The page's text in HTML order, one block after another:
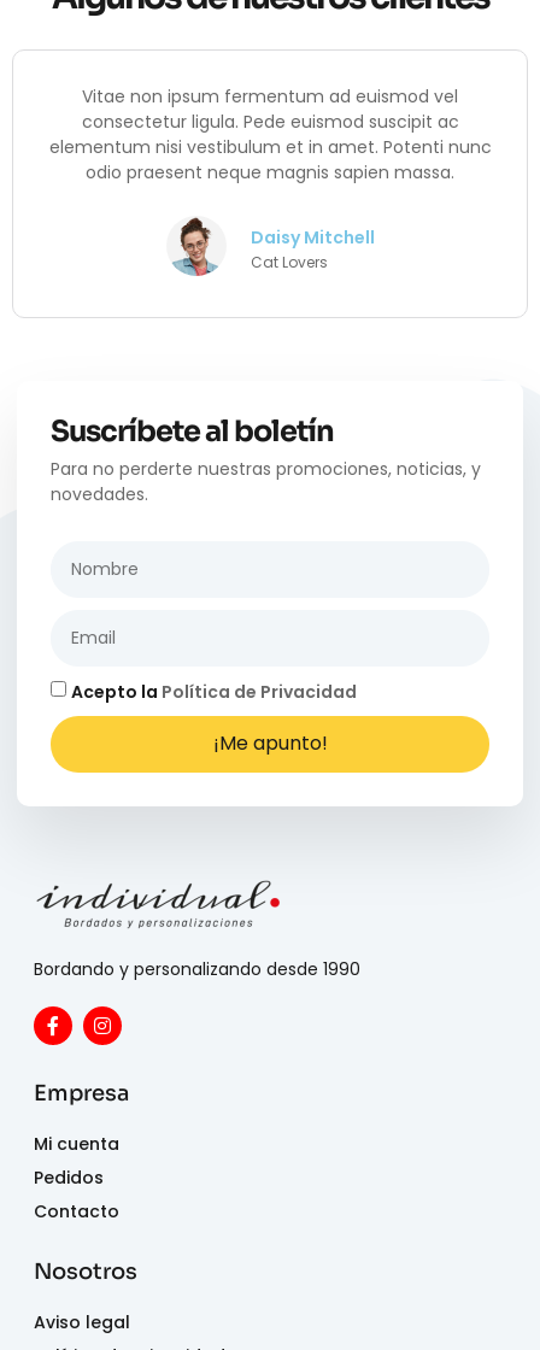
Vitae non ipsum fermentum ad euismod vel
consectetur ligula. Pede euismod suscipit ac
elementum nisi vestibulum et in amet. Potenti nunc
odio praesent neque magnis sapien massa.
Daisy Mitchell
Cat Lovers
Suscríbete al boletín
Para no perderte nuestras promociones, noticias, y
novedades.
Acepto la Política de Privacidad
¡Me apunto!
Bordando y personalizando desde 1990
Empresa
Mi cuenta
Pedidos
Contacto
Nosotros
Aviso legal